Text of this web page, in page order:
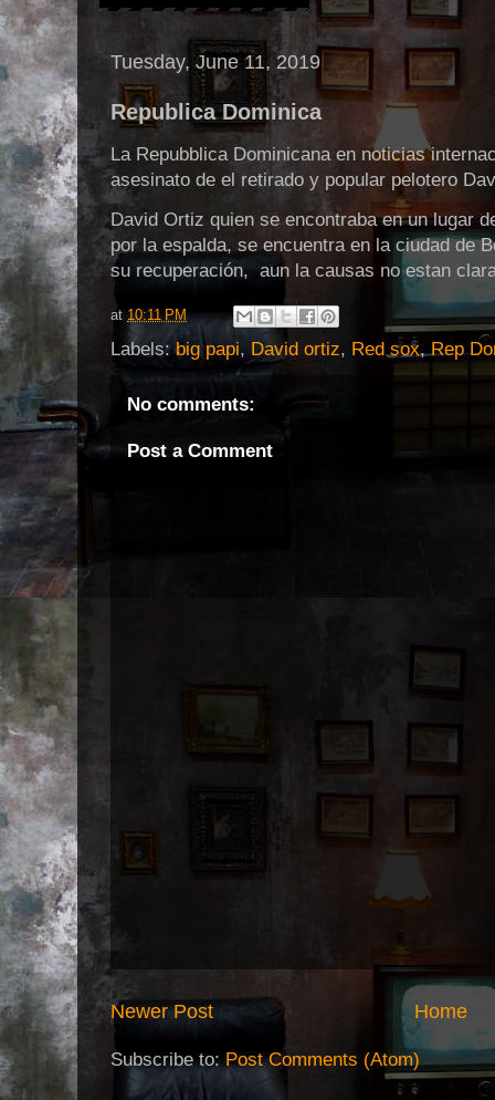
Tuesday, June 11, 2019
Republica Dominica
La Repubblica Dominicana en noticias
asesinato de el retirado y popular pelotero
David Ortiz quien se encontraba en un lugar
por la espalda, se encuentra en la ciudad de
su recuperación, aun la causas no estan
at 10:11 PM
Labels:big papi, David ortiz, Red sox,Rep
No comments:
Post a Comment
Newer Post Home
Subscribe to: Post Comments (Atom)